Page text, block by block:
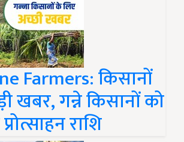
Farmers: किसानों
खबर, गन्ने किसानों को
राशि